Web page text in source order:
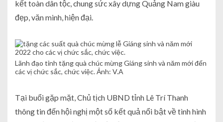
kết toàn dân tộc, chung sức xây dựng Quảng Nam giàu
đẹp, văn minh, hiện đại.
Lãnh đạo tỉnh tặng quà chúc mừng Giáng sinh và năm mới đến
các vị chức sắc, chức việc. Ảnh: V.A
Tại buổi gặp mặt, Chủ tịch UBND tỉnh Lê Trí Thanh
thông tin đến hội nghị một số kết quả nổi bật về tình hình